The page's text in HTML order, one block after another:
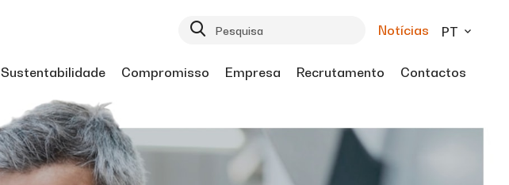
Notícias PT
Sustentabilidade Compromisso Empresa Recrutamento Contactos